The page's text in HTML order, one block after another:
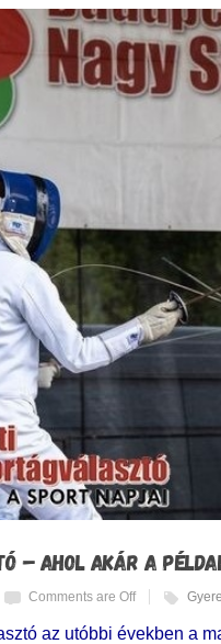
– AHOL AKÁR A
Comments are Off
az utóbbi években a